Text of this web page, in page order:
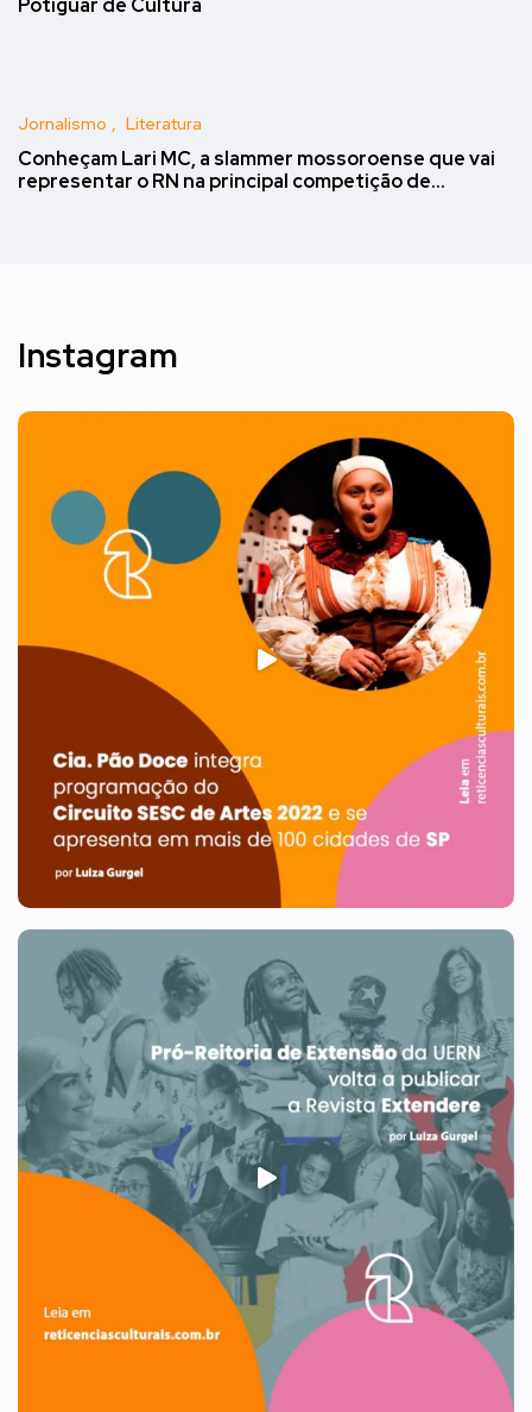
Potiguar de Cultura
Jornalismo Literatura
Conheçam Lari MC, a slammer mossoroense que vai
representar o RN na principal competição de…
Instagram